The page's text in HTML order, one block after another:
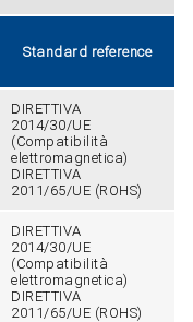
Standard reference
DIRETTIVA
2014/30/UE
(Compatibilità
elettromagnetica)
DIRETTIVA
2011/65/UE (ROHS)
DIRETTIVA
2014/30/UE
(Compatibilità
elettromagnetica)
DIRETTIVA
2011/65/UE (ROHS)